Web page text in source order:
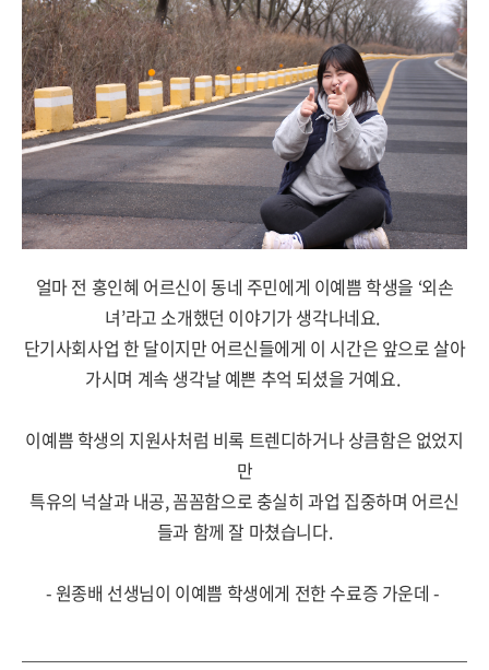
얼마 전 홍인혜 어르신이 동네 주민에게 이예쁨 학생을 ‘외손
녀’라고 소개했던 이야기가 생각나네요.
단기사회사업 한 달이지만 어르신들에게 이 시간은 앞으로 살아
가시며 계속 생각날 예쁜 추억 되셨을 거예요.
이예쁨 학생의 지원사처럼 비록 트렌디하거나 상큼함은 없었지
만
특유의 넉살과 내공, 꼼꼼함으로 충실히 과업 집중하며 어르신
들과 함께 잘 마쳤습니다.
- 원종배 선생님이 이예쁨 학생에게 전한 수료증 가운데 -